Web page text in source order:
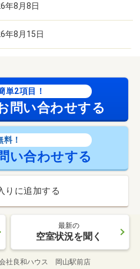
年8月8日
年8月15日
単2項目！
問い合わせする
料！
い合わせする
りに追加する
最新の
空室状況を聞く
社良和ハウス 岡山駅前店